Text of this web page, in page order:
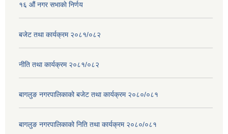
१६ ‌औं नगर सभाकाे निर्णय
बजेट तथा कार्यक्रम २०८१/०८२
नीति तथा कार्यक्रम २०८१/०८२
बागलुङ नगरपालिकाको बजेट तथा कार्यक्रम २०८०/०८१
बागलुङ नगरपालिकाको निति तथा कार्यक्रम २०८०/०८१